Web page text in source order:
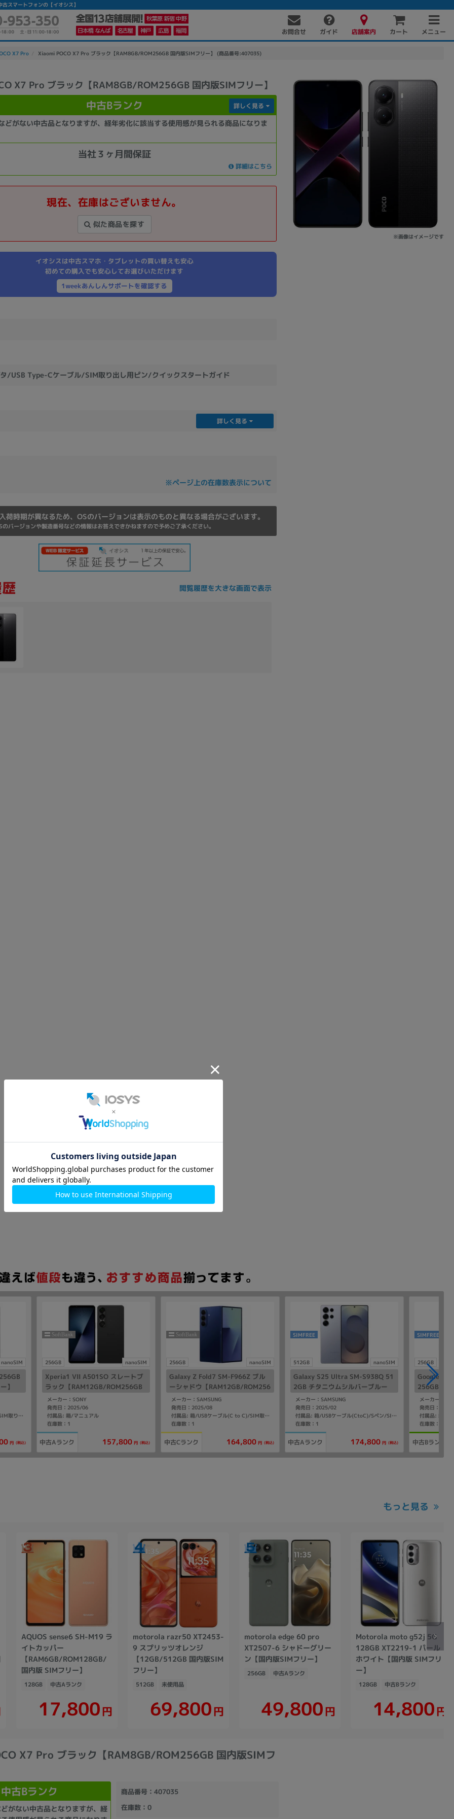
スマートフォンの【イオシス】
お問合せ ガイド 店舗案内 カート メニュー
X7 Pro Xiaomi POCO X7 Pro ブラック【RAM8GB/ROM256GB 国内版SIMフリー】 (商品番号:407035)
X7 Pro ブラック【RAM8GB/ROM256GB 国内版SIMフリー】
※画像はイメージです
中古Bランク
どがない中古品となりますが、経年劣化に該当する使用感が見られる商品になりま
詳しく見る
当社３ヶ月間保証
詳細はこちら
現在、在庫はございません。
似た商品を探す
イオシスは中古スマホ・タブレットの買い替えも安心
初めての購入でも安心してお選びいただけます
1weekあんしんサポートを確認する
/USB Type-Cケーブル/SIM取り出し用ピン/クイックスタートガイド
詳しく見る
※ページ上の在庫数表示について
荷時期が異なるため、OSのバージョンは表示のものと異なる場合がございます。
のバージョンや製造番号などの情報はお答えできかねますので予めご了承ください。
閲覧履歴を大きな画面で表示
nanoSIM
】
付属品: 箱/USBケーブル(CtoC)/SIM取り出し用ピン/クイックスタートガイド
円 (税込)
256GB nanoSIM
Xperia1 VII A501SO スレートブ
ラック【RAM12GB/ROM256GB
SoftBank版SIMフリー】
メーカー：SONY
発売日：2025/06
付属品: 箱/マニュアル
在庫数：1
中古Aランク 157,800 円 (税込)
256GB nanoSIM
Galaxy Z Fold7 SM-F966Z ブル
ーシャドウ【RAM12GB/ROM256
GB SoftBank版SIMフリー】
メーカー：SAMSUNG
発売日：2025/08
付属品: 箱/USBケーブル(C to C)/SIM取り出し用ピン/マニュアル
在庫数：1
中古Cランク 164,800 円 (税込)
512GB nanoSIM
SIMFREE
Galaxy S25 Ultra SM-S938Q 51
2GB チタニウムシルバーブルー
【国内版 SIMフリー】
メーカー：SAMSUNG
発売日：2025/02
付属品: 箱/USBケーブル(CtoC)/Sペン/SIM取り出し用ピン/マニュアル
在庫数：1
中古Aランク 174,800 円 (税込)
256GB
SIMFREE
Google
256GB
ー】
メーカー：
発売日：
在庫数：1
中古Bランク
もっと見る
AQUOS sense6 SH-M19 ラ
イトカッパー
【RAM6GB/ROM128GB/
国内版 SIMフリー】
128GB 中古Aランク
17,800円
motorola razr50 XT2453-
9 スプリッツオレンジ
【12GB/512GB 国内版SIM
フリー】
512GB 未使用品
69,800円
motorola edge 60 pro
XT2507-6 シャドーグリー
ン【国内版SIMフリー】
256GB 中古Aランク
49,800円
Motorola moto g52j 5G
128GB XT2219-1 パール
ホワイト【国内版 SIMフリ
ー】
128GB 中古Bランク
14,800円
X7 Pro ブラック【RAM8GB/ROM256GB 国内版SIMフ
中古Bランク
がない中古品となりますが、経
商品番号：407035
在庫数：0
かんたんパソコン検索に切り替える
カテゴリー
ノートPC デスクPC ソフト
VAIO
メーカー
Apple SONY TOSHIBA Panasonic FUJITSU
Asus HP
メモリ
~
モニタサイズ